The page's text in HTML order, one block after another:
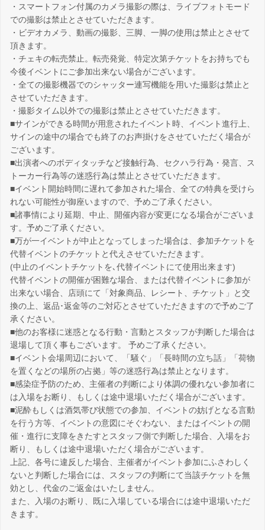
・スマートフォン付属のカメラ撮影の際は、ライブフォトモード
での撮影は禁止とさせていただきます。
・ビデオカメラ、動画の撮影、三脚、一脚の使用は禁止とさせて
頂きます。
・チェキの転売禁止。転売発覚、特定次第チケットをお持ちでも
今後イベントにご参加出来ない場合がございます。
・全ての撮影機器でのシャッター連写機能を用いた撮影は禁止と
させていただきます。
・撮影タイム以外での撮影は禁止とさせていただきます。
■サインができる時間が用意されたイベント時、イベント進行上、
サインの途中の場合でも終了のお声掛けをさせていただく場合が
ございます。
■出演者へのボディタッチなど接触行為、セクハラ行為・発言、ス
トーカー行為等の迷惑行為は禁止とさせていただきます。
■イベント開始時間に遅れて参加された場合、全ての特典を受けら
れない可能性が御座いますので、予めご了承ください。
■諸事情により延期、中止、開催内容が変更になる場合がございま
す。予めご了承ください。
■万が一イベントが中止となってしまった場合は、参加チケットを
代替イベントのチケットと代えさせていただきます。
(中止のイベントチケットを､代替イベントにて使用出来ます)
代替イベントの開催が困難な場合、または代替イベントに参加が
出来ない場合、店頭にて「対象商品、レシート、チケット」と交
換の上、返品･返金等のご対応とさせていただきますので予めご了
承ください。
■他のお客様に迷惑となる行動・言動とスタッフが判断した場合は
退場して頂く事もございます。 予めご了承ください。
■イベント会場周辺において、「騒ぐ」「長時間の立ち話」「荷物
を置くなどの場所の占拠」等の迷惑行為は禁止となります。
■感染症予防のため、主催者の判断により体調の優れない参加者に
は入場をお断り、もしくは途中退場いただく場合がございます。
■泥酔もしくは酒気帯び状態での参加、イベントの妨げとなる言動
を行う方等、イベントの意図にそぐわない、またはイベントの開
催・進行に支障をきたすとスタッフ側で判断した場合、入場をお
断り、もしくは途中退場いただく場合がございます。
上記、各号に違反した場合、主催者がイベント参加にふさわしく
ないと判断した場合には、スタッフの判断にて当該チケットを無
効とし、代金のご返金はいたしません。
また、入場のお断り、既に入場している場合には途中退場いただ
きます。